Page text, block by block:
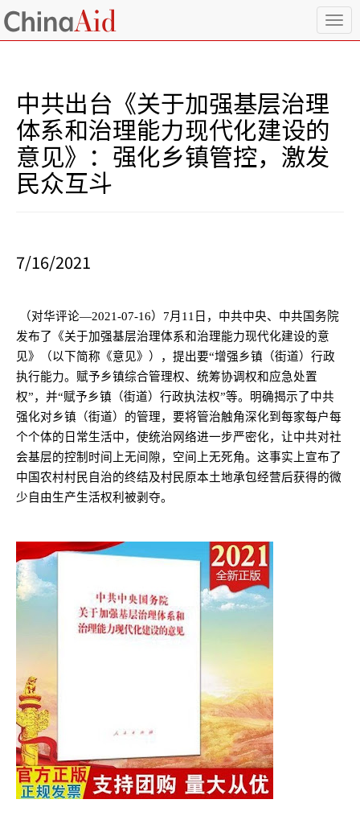
T
o
中共出台《关于加强基层治理
体系和治理能力现代化建设的
意见》：强化乡镇管控，激发
民众互斗
7/16/2021
（对华评论—2021-07-16） 7月 11 日，中共中央、中共国务院
发布了《关于加强基层治理体系和治理能力现代化建设的意
见》（以下简称《意见》），提出要“增强乡镇（街道）行政
执行能力。赋予乡镇综合管理权、统筹协调权和应急处置
权”，并“赋予乡镇（街道）行政执法权”等。明确揭示了中共
强化对乡镇（街道）的管理，要将管治触角深化到每家每户每
个个体的日常生活中，使统治网络进一步严密化，让中共对社
会基层的控制时间上无间隙，空间上无死角。这事实上宣布了
中国农村村民自治的终结及村民原本土地承包经营后获得的微
少自由生产生活权利被剥夺。